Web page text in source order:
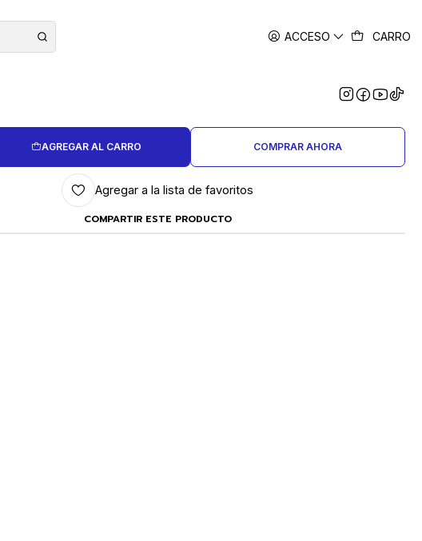
ACCESO CARRO
REPUESTO X PAR PARA TORNO
AGREGAR AL CARRO COMPRAR AHORA
Agregar a la lista de favoritos
COMPARTIR ESTE PRODUCTO